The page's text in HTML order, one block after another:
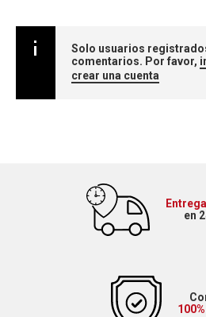
Solo usuarios
comentarios. Por favor,
crear una cuenta
en